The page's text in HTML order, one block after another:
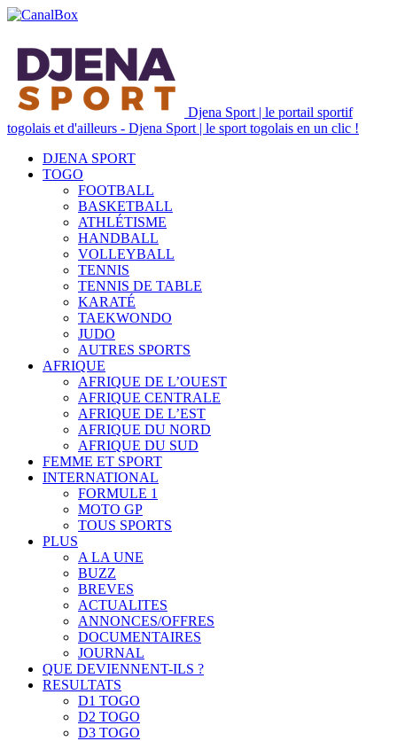
Djena Sport | le portail sportif
togolais et d'ailleurs - Djena Sport | le sport togolais en un clic !
DJENA SPORT
TOGO
FOOTBALL
BASKETBALL
ATHLÉTISME
HANDBALL
VOLLEYBALL
TENNIS
TENNIS DE TABLE
KARATÉ
TAEKWONDO
JUDO
AUTRES SPORTS
AFRIQUE
AFRIQUE DE L’OUEST
AFRIQUE CENTRALE
AFRIQUE DE L’EST
AFRIQUE DU NORD
AFRIQUE DU SUD
FEMME ET SPORT
INTERNATIONAL
FORMULE 1
MOTO GP
TOUS SPORTS
PLUS
A LA UNE
BUZZ
BREVES
ACTUALITES
ANNONCES/OFFRES
DOCUMENTAIRES
JOURNAL
QUE DEVIENNENT-ILS ?
RESULTATS
D1 TOGO
D2 TOGO
D3 TOGO